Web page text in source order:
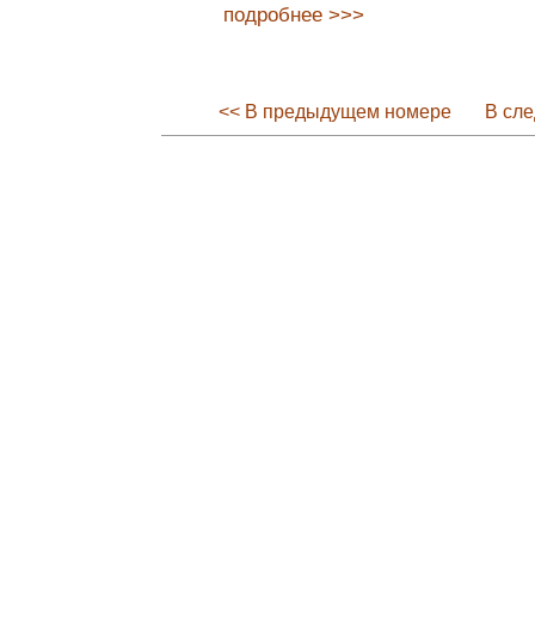
подробнее >>>
<< В предыдущем номере В